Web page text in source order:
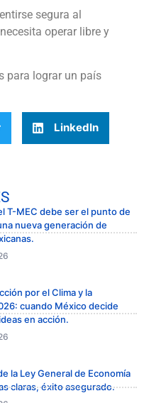
segura al
operar libre y
para lograr un país
LinkedIn
T-MEC debe ser el punto de
nueva generación de
por el Clima y la
cuando México decide
en acción.
la Ley General de Economía
claras, éxito asegurado.